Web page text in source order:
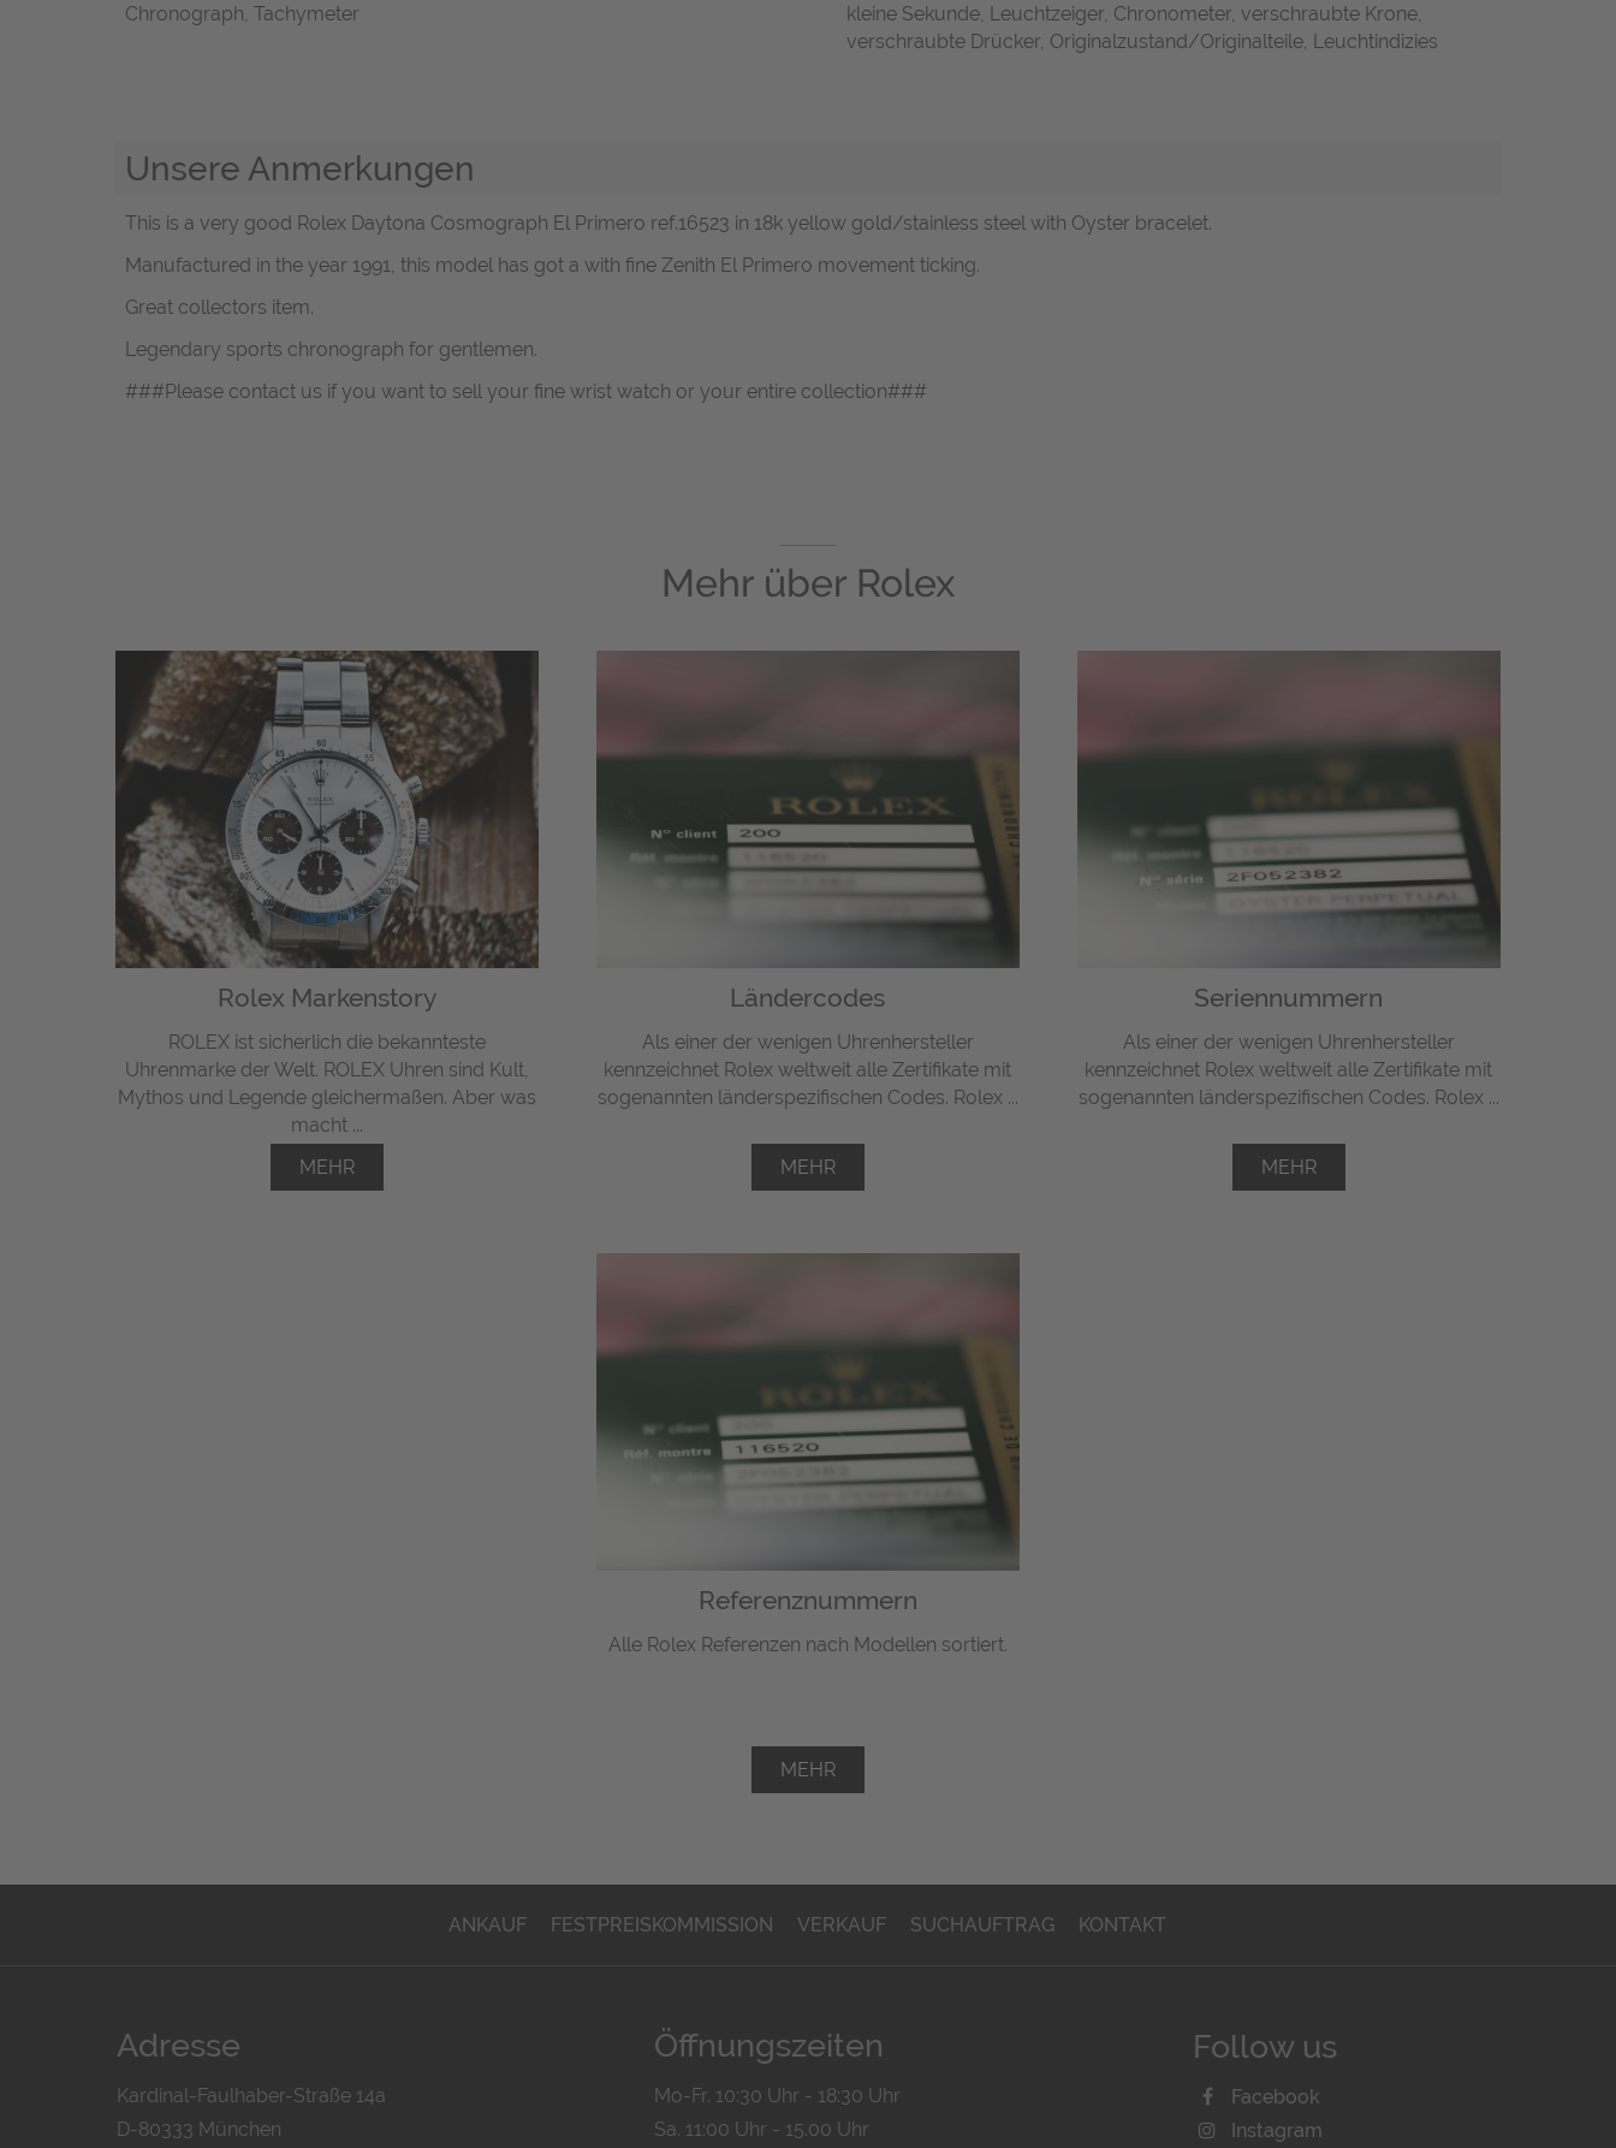
Chronograph, Tachymeter
kleine Sekunde, Leuchtzeiger, Chronometer, verschraubte Krone,
verschraubte Drücker, Originalzustand/Originalteile, Leuchtindizies
Unsere Anmerkungen
This is a very good Rolex Daytona Cosmograph El Primero ref.16523 in 18k yellow gold/stainless steel with Oyster bracelet.
Manufactured in the year 1991, this model has got a with fine Zenith El Primero movement ticking.
Great collectors item.
Legendary sports chronograph for gentlemen.
###Please contact us if you want to sell your fine wrist watch or your entire collection###
Mehr über Rolex
Rolex Markenstory
ROLEX ist sicherlich die bekannteste
Uhrenmarke der Welt. ROLEX Uhren sind Kult,
Mythos und Legende gleichermaßen. Aber was
macht ...
MEHR
Ländercodes
Als einer der wenigen Uhrenhersteller
kennzeichnet Rolex weltweit alle Zertifikate mit
sogenannten länderspezifischen Codes. Rolex ...
MEHR
Seriennummern
Als einer der wenigen Uhrenhersteller
kennzeichnet Rolex weltweit alle Zertifikate mit
sogenannten länderspezifischen Codes. Rolex ...
MEHR
Referenznummern
Alle Rolex Referenzen nach Modellen sortiert.
MEHR
ANKAUF FESTPREISKOMMISSION VERKAUF SUCHAUFTRAG KONTAKT
Adresse
Kardinal-Faulhaber-Straße 14a
D-80333 München
Öffnungszeiten
Mo-Fr. 10:30 Uhr - 18:30 Uhr
Sa. 11:00 Uhr - 15.00 Uhr
Follow us
Facebook
Instagram